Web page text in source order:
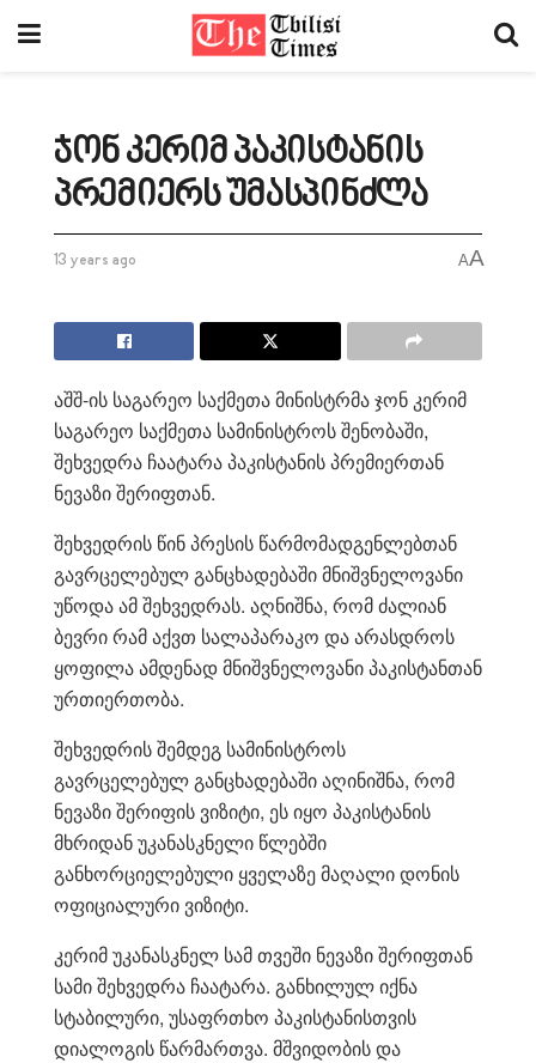
ჯონ კერიმ პაკისტანის
პრემიერს უმასპინძლა
13 years ago AA
აშშ-ის საგარეო საქმეთა მინისტრმა ჯონ კერიმ
საგარეო საქმეთა სამინისტროს შენობაში,
შეხვედრა ჩაატარა პაკისტანის პრემიერთან
ნევაზი შერიფთან.
შეხვედრის წინ პრესის წარმომადგენლებთან
გავრცელებულ განცხადებაში მნიშვნელოვანი
უწოდა ამ შეხვედრას. აღნიშნა, რომ ძალიან
ბევრი რამ აქვთ სალაპარაკო და არასდროს
ყოფილა ამდენად მნიშვნელოვანი პაკისტანთან
ურთიერთობა.
შეხვედრის შემდეგ სამინისტროს
გავრცელებულ განცხადებაში აღინიშნა, რომ
ნევაზი შერიფის ვიზიტი, ეს იყო პაკისტანის
მხრიდან უკანასკნელი წლებში
განხორციელებული ყველაზე მაღალი დონის
ოფიციალური ვიზიტი.
კერიმ უკანასკნელ სამ თვეში ნევაზი შერიფთან
სამი შეხვედრა ჩაატარა. განხილულ იქნა
სტაბილური, უსაფრთხო პაკისტანისთვის
დიალოგის წარმართვა. მშვიდობის და